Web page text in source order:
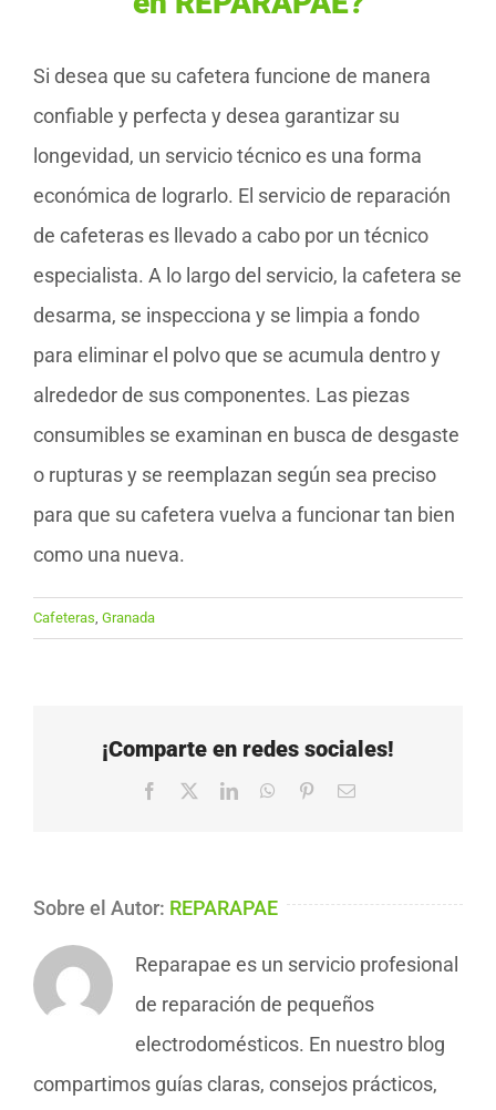
Si desea que su cafetera funcione de manera
confiable y perfecta y desea garantizar su
longevidad, un servicio técnico es una forma
económica de lograrlo. El servicio de reparación
de cafeteras es llevado a cabo por un técnico
especialista. A lo largo del servicio, la cafetera se
desarma, se inspecciona y se limpia a fondo
para eliminar el polvo que se acumula dentro y
alrededor de sus componentes. Las piezas
consumibles se examinan en busca de desgaste
o rupturas y se reemplazan según sea preciso
para que su cafetera vuelva a funcionar tan bien
como una nueva.
Cafeteras Granada
¡Comparte en redes sociales!
Facebook LinkedInWhatsApp
PinterestCorreo
Sobre el Autor: REPARAPAE
Reparapae es un servicio profesional
de reparación de pequeños
electrodomésticos. En nuestro blog
compartimos guías claras, consejos prácticos,